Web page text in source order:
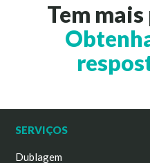
Tem
SERVIÇOS
Dublagem